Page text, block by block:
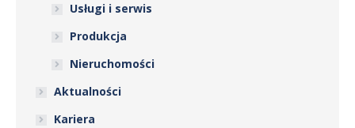
Usługi i serwis
Produkcja
Nieruchomości
Aktualności
Kariera